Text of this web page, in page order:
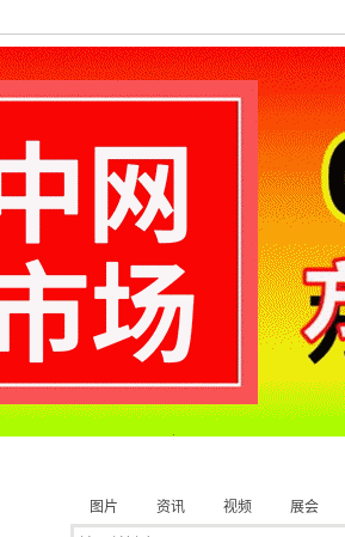
图片 资讯 视频 展会